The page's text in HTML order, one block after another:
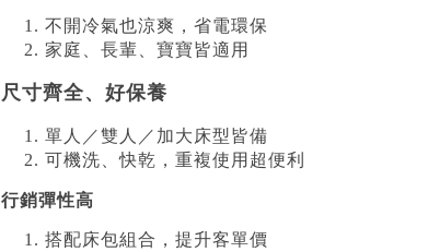
不開冷氣也涼爽，省電環保
家庭、長輩、寶寶皆適用
尺寸齊全、好保養
單人／雙人／加大床型皆備
可機洗、快乾，重複使用超便利
行銷彈性高
搭配床包組合，提升客單價